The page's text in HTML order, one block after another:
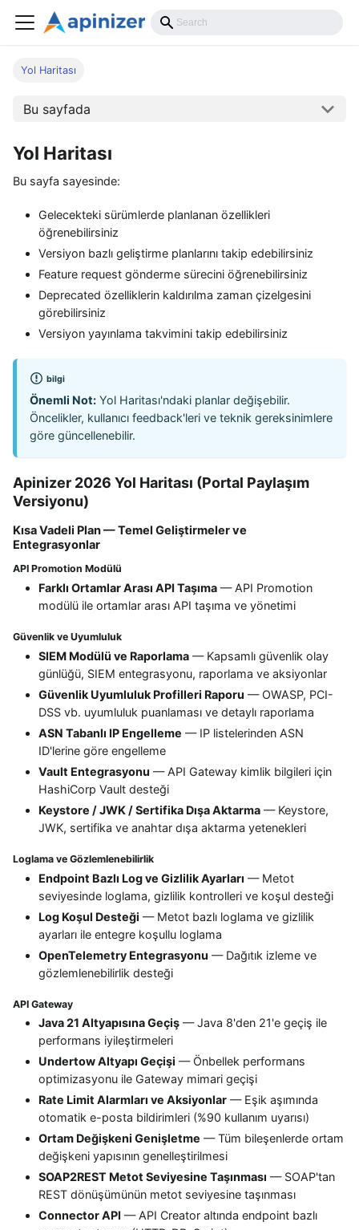
Yol Haritası
Bu sayfada
Yol Haritası
Bu sayfa sayesinde:
Gelecekteki sürümlerde planlanan özellikleri
öğrenebilirsiniz
Versiyon bazlı geliştirme planlarını takip edebilirsiniz
Feature request gönderme sürecini öğrenebilirsiniz
Deprecated özelliklerin kaldırılma zaman çizelgesini
görebilirsiniz
Versiyon yayınlama takvimini takip edebilirsiniz
bilgi
Önemli Not: Yol Haritası'ndaki planlar değişebilir.
Öncelikler, kullanıcı feedback'leri ve teknik gereksinimlere
göre güncellenebilir.
Apinizer 2026 Yol Haritası (Portal Paylaşım
Versiyonu)
Kısa Vadeli Plan — Temel Geliştirmeler ve
Entegrasyonlar
API Promotion Modülü
Farklı Ortamlar Arası API Taşıma — API Promotion
modülü ile ortamlar arası API taşıma ve yönetimi
Güvenlik ve Uyumluluk
SIEM Modülü ve Raporlama — Kapsamlı güvenlik olay
günlüğü, SIEM entegrasyonu, raporlama ve aksiyonlar
Güvenlik Uyumluluk Profilleri Raporu — OWASP, PCI-
DSS vb. uyumluluk puanlaması ve detaylı raporlama
ASN Tabanlı IP Engelleme — IP listelerinden ASN
ID'lerine göre engelleme
Vault Entegrasyonu — API Gateway kimlik bilgileri için
HashiCorp Vault desteği
Keystore / JWK / Sertifika Dışa Aktarma — Keystore,
JWK, sertifika ve anahtar dışa aktarma yetenekleri
Loglama ve Gözlemlenebilirlik
Endpoint Bazlı Log ve Gizlilik Ayarları — Metot
seviyesinde loglama, gizlilik kontrolleri ve koşul desteği
Log Koşul Desteği — Metot bazlı loglama ve gizlilik
ayarları ile entegre koşullu loglama
OpenTelemetry Entegrasyonu — Dağıtık izleme ve
gözlemlenebilirlik desteği
API Gateway
Java 21 Altyapısına Geçiş — Java 8'den 21'e geçiş ile
performans iyileştirmeleri
Undertow Altyapı Geçişi — Önbellek performans
optimizasyonu ile Gateway mimari geçişi
Rate Limit Alarmları ve Aksiyonlar — Eşik aşımında
otomatik e-posta bildirimleri (%90 kullanım uyarısı)
Ortam Değişkeni Genişletme — Tüm bileşenlerde ortam
değişkeni yapısının genelleştirilmesi
SOAP2REST Metot Seviyesine Taşınması — SOAP'tan
REST dönüşümünün metot seviyesine taşınması
Connector API — API Creator altında endpoint bazlı